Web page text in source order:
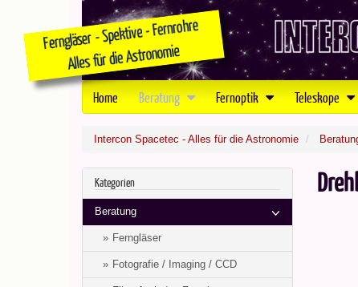
Home Beratung Fernoptik Teleskope
Intercon Spacetec - Alles für die Astronomie
Kategorien
Beratung
Ferngläser
Fotografie / Imaging / CCD